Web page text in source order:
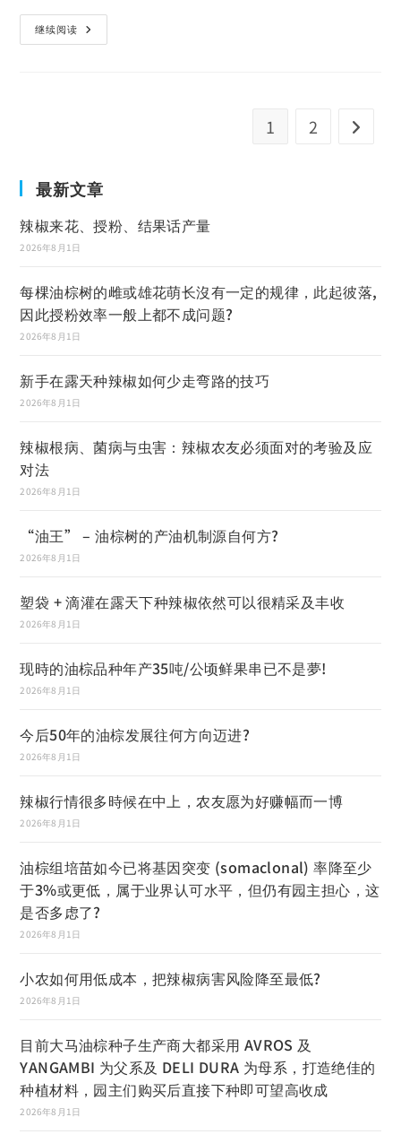
继续阅读
1 2
最新文章
辣椒来花、授粉、结果话产量
2026年8月1日
每棵油棕树的雌或雄花萌长沒有一定的规律，此起彼落,
因此授粉效率一般上都不成问题?
2026年8月1日
新手在露天种辣椒如何少走弯路的技巧
2026年8月1日
辣椒根病、菌病与虫害：辣椒农友必须面对的考验及应
对法
2026年8月1日
“油王” – 油棕树的产油机制源自何方?
2026年8月1日
塑袋 + 滴灌在露天下种辣椒依然可以很精采及丰收
2026年8月1日
现時的油棕品种年产35吨/公顷鲜果串已不是夢!
2026年8月1日
今后50年的油棕发展往何方向迈进?
2026年8月1日
辣椒行情很多時候在中上，农友愿为好赚幅而一博
2026年8月1日
油棕组培苗如今已将基因突变 (somaclonal) 率降至少
于3%或更低，属于业界认可水平，但仍有园主担心，这
是否多虑了?
2026年8月1日
小农如何用低成本，把辣椒病害风险降至最低?
2026年8月1日
目前大马油棕种子生产商大都采用 AVROS 及
YANGAMBI 为父系及 DELI DURA 为母系，打造绝佳的
种植材料，园主们购买后直接下种即可望高收成
2026年8月1日